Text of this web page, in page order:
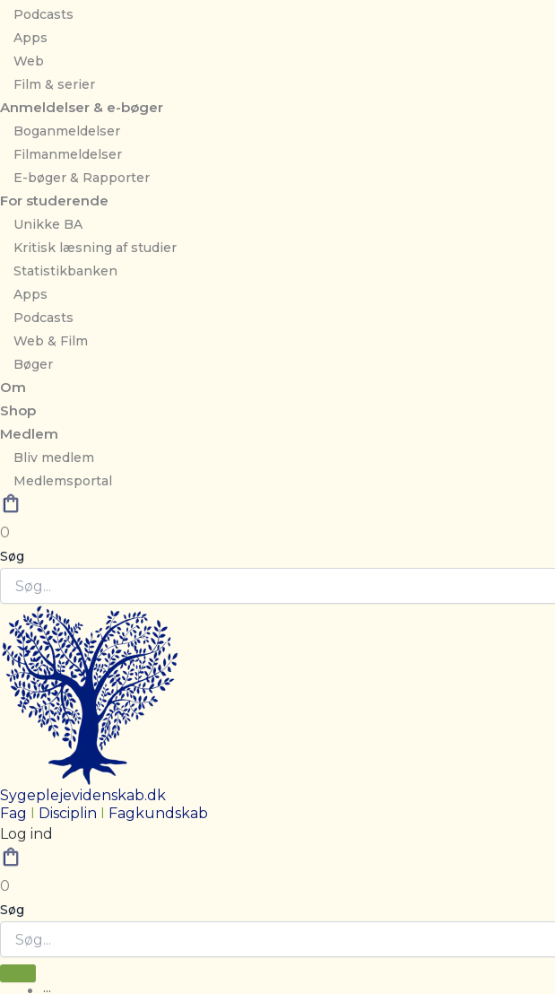
Podcasts
Apps
Web
Film & serier
Anmeldelser & e-bøger
Boganmeldelser
Filmanmeldelser
E-bøger & Rapporter
For studerende
Unikke BA
Kritisk læsning af studier
Statistikbanken
Apps
Podcasts
Web & Film
Bøger
Om
Shop
Medlem
Bliv medlem
Medlemsportal
0
Søg
Sygeplejevidenskab.dk
Fag I Disciplin I Fagkundskab
Log ind
0
Søg